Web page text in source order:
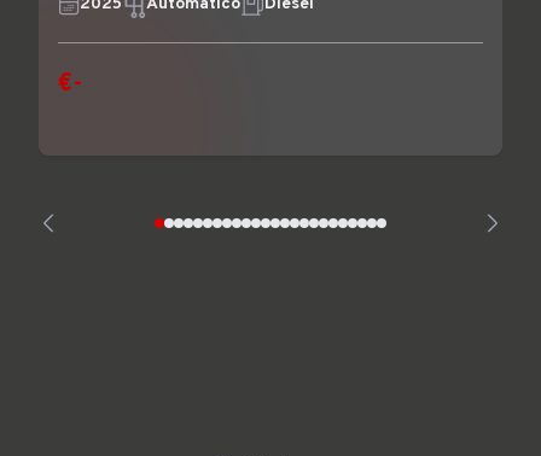
2025 Automatico Diesel
€-